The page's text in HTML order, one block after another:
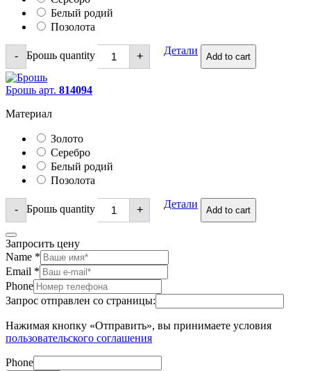
Белый родий
Позолота
- Брошь quantity + Детали
Add to cart
Брошь арт. 814094
Материал
Золото
Серебро
Белый родий
Позолота
- Брошь quantity + Детали
Add to cart
Запросить цену
Name *
Email *
Phone
Запрос отправлен со страницы:
Нажимая кнопку «Отправить», вы принимаете условия
пользовательского соглашения
Phone